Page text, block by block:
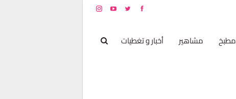
مطبخ مشاهير أخبار و تغطيات